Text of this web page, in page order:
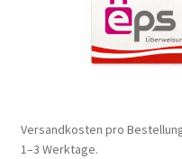
Versandkosten pro
1–3 Werktage.